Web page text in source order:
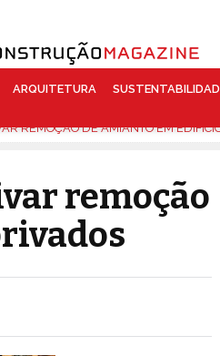
ARQUITETURA
REMOÇÃO DE AMIANTO EM
remoção